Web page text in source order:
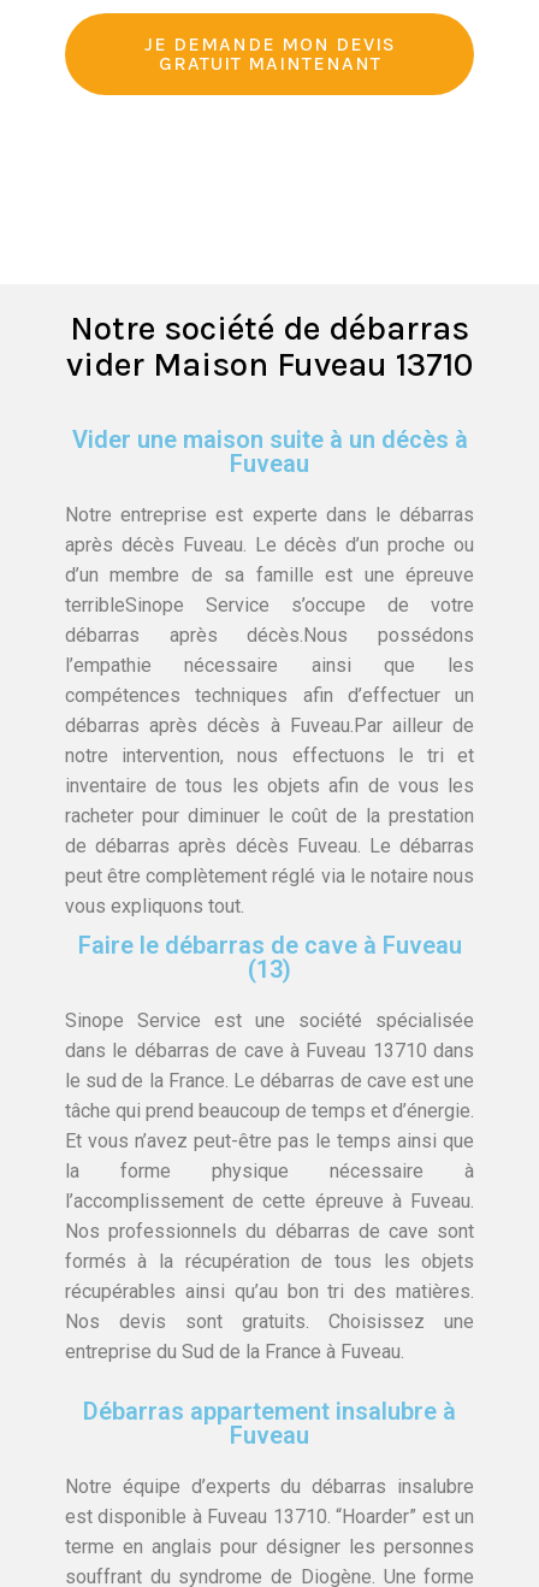
JE DEMANDE MON DEVIS
GRATUIT MAINTENANT
Notre société de débarras
vider Maison Fuveau 13710
Vider une maison suite à un décès à
Fuveau
Notre entreprise est experte dans le débarras
après décès Fuveau. Le décès d’un proche ou
d’un membre de sa famille est une épreuve
terribleSinope Service s’occupe de votre
débarras après décès.Nous possédons
l’empathie nécessaire ainsi que les
compétences techniques afin d’effectuer un
débarras après décès à Fuveau.Par ailleur de
notre intervention, nous effectuons le tri et
inventaire de tous les objets afin de vous les
racheter pour diminuer le coût de la prestation
de débarras après décès Fuveau. Le débarras
peut être complètement réglé via le notaire nous
vous expliquons tout.
Faire le débarras de cave à Fuveau
(13)
Sinope Service est une société spécialisée
dans le débarras de cave à Fuveau 13710 dans
le sud de la France. Le débarras de cave est une
tâche qui prend beaucoup de temps et d’énergie.
Et vous n’avez peut-être pas le temps ainsi que
la forme physique nécessaire à
l’accomplissement de cette épreuve à Fuveau.
Nos professionnels du débarras de cave sont
formés à la récupération de tous les objets
récupérables ainsi qu’au bon tri des matières.
Nos devis sont gratuits. Choisissez une
entreprise du Sud de la France à Fuveau.
Débarras appartement insalubre à
Fuveau
Notre équipe d’experts du débarras insalubre
est disponible à Fuveau 13710. “Hoarder” est un
terme en anglais pour désigner les personnes
souffrant du syndrome de Diogène. Une forme